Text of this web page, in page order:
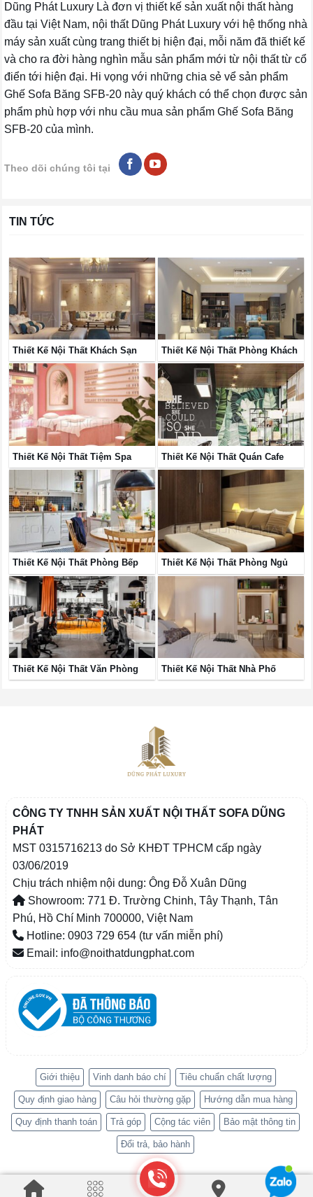
Dũng Phát Luxury Là đơn vị thiết kế sản xuất nội thất hàng
đầu tại Việt Nam, nội thất Dũng Phát Luxury với hệ thống nhà
máy sản xuất cùng trang thiết bị hiện đại, mỗi năm đã thiết kế
và cho ra đời hàng nghìn mẫu sản phẩm mới từ nội thất từ cổ
điển tới hiện đại. Hi vọng với những chia sẻ vể sản phẩm
Ghế Sofa Băng SFB-20 này quý khách có thể chọn được sản
phẩm phù hợp với nhu cầu mua sản phẩm Ghế Sofa Băng
SFB-20 của mình.
Theo dõi chúng tôi tại
TIN TỨC
Thiết Kế Nội Thất Khách Sạn Thiết Kế Nội Thất Phòng Khách
Thiết Kế Nội Thất Tiệm Spa Thiết Kế Nội Thất Quán Cafe
Thiết Kế Nội Thất Phòng Bếp Thiết Kế Nội Thất Phòng Ngủ
Thiết Kế Nội Thất Văn Phòng Thiết Kế Nội Thất Nhà Phố
CÔNG TY TNHH SẢN XUẤT NỘI THẤT SOFA DŨNG
PHÁT
MST 0315716213 do Sở KHĐT TPHCM cấp ngày
03/06/2019
Chịu trách nhiệm nội dung: Ông Đỗ Xuân Dũng
Showroom: 771 Đ. Trường Chinh, Tây Thạnh, Tân
Phú, Hồ Chí Minh 700000, Việt Nam
Hotline: 0903 729 654 (tư vấn miễn phí)
Email: info@noithatdungphat.com
Giới thiệu Vinh danh báo chí Tiêu chuẩn chất lượng
Quy định giao hàng Câu hỏi thường gặp Hướng dẫn mua hàng
Quy định thanh toán Trả góp Cộng tác viên Bảo mật thông tin
Đổi trả, bảo hành